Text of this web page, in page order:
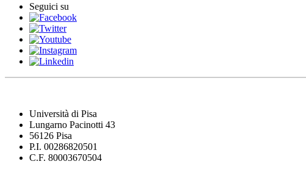
Seguici su
Università di Pisa
Lungarno Pacinotti 43
56126 Pisa
P.I. 00286820501
C.F. 80003670504